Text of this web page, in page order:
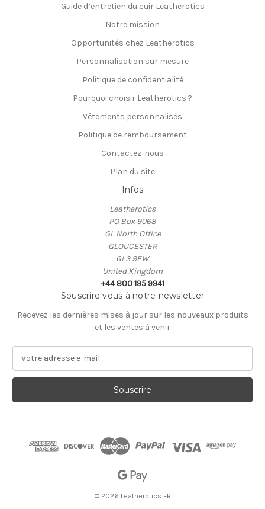
Guide d’entretien du cuir Leatherotics
Notre mission
Opportunités chez Leatherotics
Personnalisation sur mesure
Politique de confidentialité
Pourquoi choisir Leatherotics ?
Vêtements personnalisés
Politique de remboursement
Contactez-nous
Plan du site
Infos
Leatherotics
PO Box 9068
GL North Office
GLOUCESTER
GL3 9EW
United Kingdom
+44 800 195 9941
Souscrire vous à notre newsletter
Recevez les dernières mises à jour sur les nouveaux produits
et les ventes à venir
r
s
© 2026 Leatherotics FR